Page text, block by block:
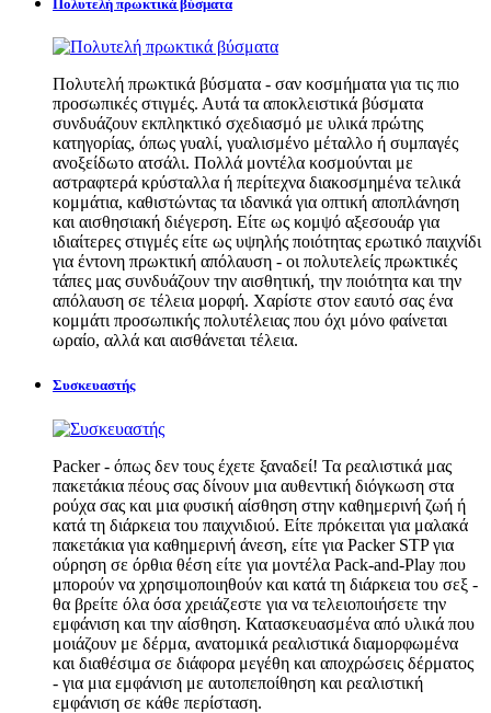
Πολυτελή πρωκτικά βύσματα
Πολυτελή πρωκτικά βύσματα - σαν κοσμήματα για τις πιο
προσωπικές στιγμές. Αυτά τα αποκλειστικά βύσματα
συνδυάζουν εκπληκτικό σχεδιασμό με υλικά πρώτης
κατηγορίας, όπως γυαλί, γυαλισμένο μέταλλο ή συμπαγές
ανοξείδωτο ατσάλι. Πολλά μοντέλα κοσμούνται με
αστραφτερά κρύσταλλα ή περίτεχνα διακοσμημένα τελικά
κομμάτια, καθιστώντας τα ιδανικά για οπτική αποπλάνηση
και αισθησιακή διέγερση. Είτε ως κομψό αξεσουάρ για
ιδιαίτερες στιγμές είτε ως υψηλής ποιότητας ερωτικό παιχνίδι
για έντονη πρωκτική απόλαυση - οι πολυτελείς πρωκτικές
τάπες μας συνδυάζουν την αισθητική, την ποιότητα και την
απόλαυση σε τέλεια μορφή. Χαρίστε στον εαυτό σας ένα
κομμάτι προσωπικής πολυτέλειας που όχι μόνο φαίνεται
ωραίο, αλλά και αισθάνεται τέλεια.
Συσκευαστής
Packer - όπως δεν τους έχετε ξαναδεί! Τα ρεαλιστικά μας
πακετάκια πέους σας δίνουν μια αυθεντική διόγκωση στα
ρούχα σας και μια φυσική αίσθηση στην καθημερινή ζωή ή
κατά τη διάρκεια του παιχνιδιού. Είτε πρόκειται για μαλακά
πακετάκια για καθημερινή άνεση, είτε για Packer STP για
ούρηση σε όρθια θέση είτε για μοντέλα Pack-and-Play που
μπορούν να χρησιμοποιηθούν και κατά τη διάρκεια του σεξ -
θα βρείτε όλα όσα χρειάζεστε για να τελειοποιήσετε την
εμφάνιση και την αίσθηση. Κατασκευασμένα από υλικά που
μοιάζουν με δέρμα, ανατομικά ρεαλιστικά διαμορφωμένα
και διαθέσιμα σε διάφορα μεγέθη και αποχρώσεις δέρματος
- για μια εμφάνιση με αυτοπεποίθηση και ρεαλιστική
εμφάνιση σε κάθε περίσταση.